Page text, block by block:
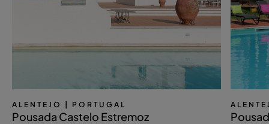
ALENTEJO | PORTUGAL
Pousada Castelo Estremoz